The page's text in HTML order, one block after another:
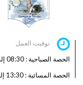
توقيت العمل
الحصة الصباحية : 08:30 إلى 12و30
الحصة المسائية : 13:30 إلى 17و30